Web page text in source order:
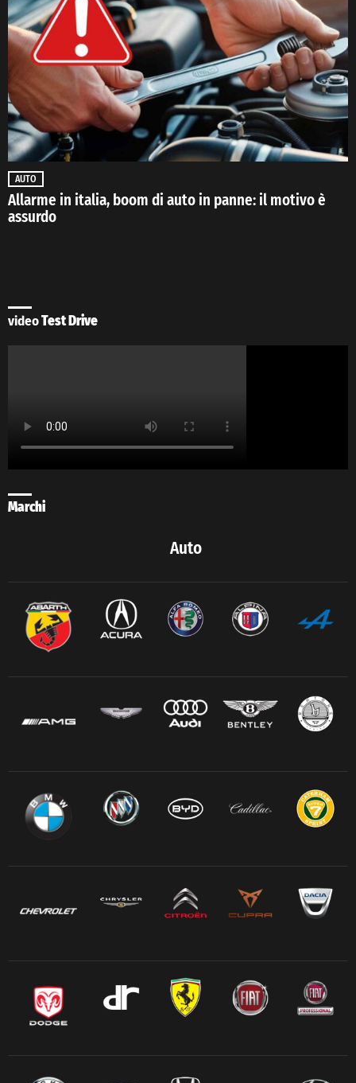
AUTO
Allarme in italia, boom di auto in panne: il motivo è
assurdo
videoTest Drive
Marchi
Auto